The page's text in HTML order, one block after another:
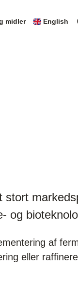
midler English
og
af
eller